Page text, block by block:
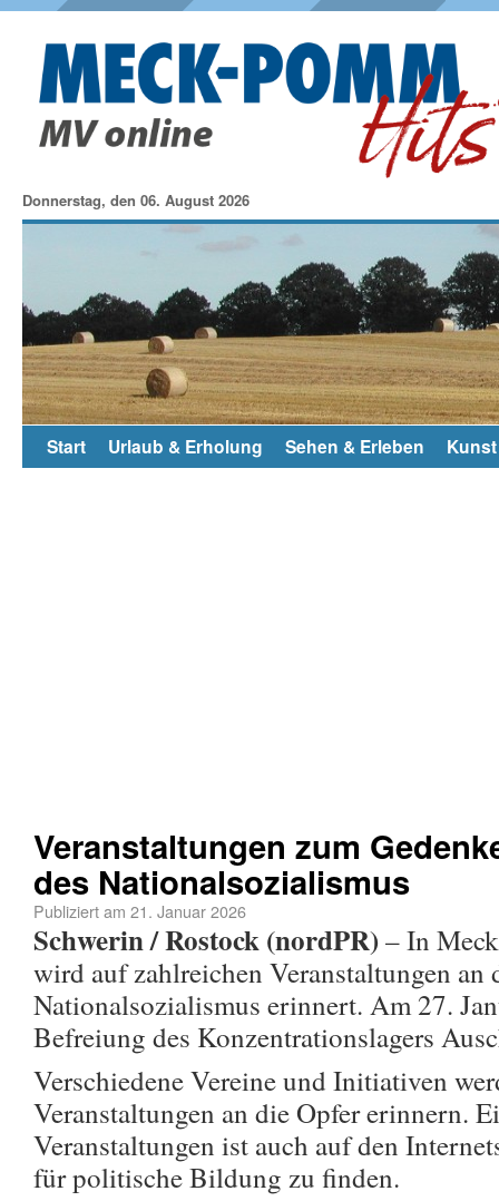
Donnerstag, den 06. August 2026
Start Urlaub & Erholung Sehen & Erleben
Veranstaltungen zum
des Nationalsozialismus
Publiziert am 21. Januar 2026
Schwerin / Rostock (nordPR)– In
wird auf zahlreichen Veranstaltungen an
Nationalsozialismus erinnert. Am 27.
Befreiung des Konzentrationslagers
Verschiedene Vereine und Initiativen
Veranstaltungen an die Opfer erinnern.
Veranstaltungen ist auch auf den
für politische Bildung zu finden.